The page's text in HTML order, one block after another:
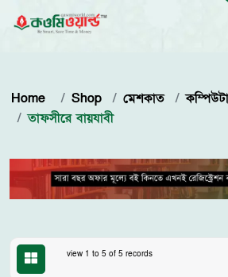
Home Shop মেশকাত
তাফসীরে বায়যাবী
view 1 to 5 of 5 records